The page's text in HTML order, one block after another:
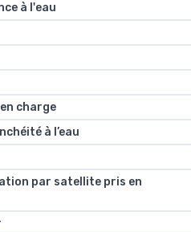
à l'eau
charge
à l’eau
par satellite pris en